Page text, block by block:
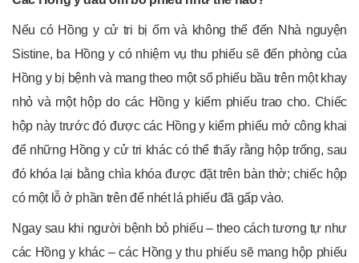
Nếu có Hồng y cử tri bị ốm và không thể đến Nhà nguyện
Sistine, ba Hồng y có nhiệm vụ thu phiếu sẽ đến phòng của
Hồng y bị bệnh và mang theo một số phiếu bầu trên một khay
nhỏ và một hộp do các Hồng y kiểm phiếu trao cho. Chiếc
hộp này trước đó được các Hồng y kiểm phiếu mở công khai
để những Hồng y cử tri khác có thể thấy rằng hộp trống, sau
đó khóa lại bằng chìa khóa được đặt trên bàn thờ; chiếc hộp
có một lỗ ở phần trên để nhét lá phiếu đã gấp vào.
Ngay sau khi người bệnh bỏ phiếu – theo cách tương tự như
các Hồng y khác – các Hồng y thu phiếu sẽ mang hộp phiếu